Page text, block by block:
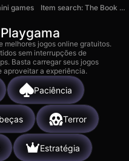
games Item search: The Book of Wonders!
melhores jogos online gratuitos.
sem interrupções de
Basta carregar seus jogos
aproveitar a experiência.
Paciência
Terror
Estratégia